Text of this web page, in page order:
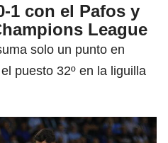
1 con el Pafos y
League
solo un punto en
puesto 32º en la liguilla